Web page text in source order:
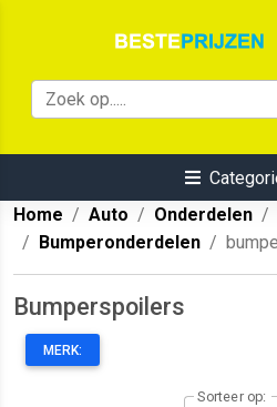
Home
Auto Onderdelen
Bumperonderdelen
Bumperspoilers
MERK:
Sorteer op: